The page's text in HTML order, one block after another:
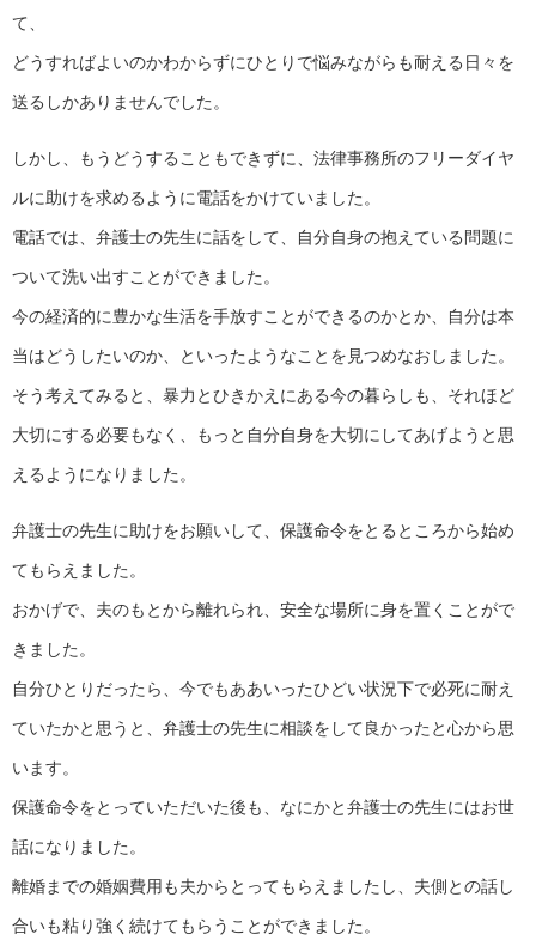
て、
どうすればよいのかわからずにひとりで悩みながらも耐える日々を
送るしかありませんでした。
しかし、もうどうすることもできずに、法律事務所のフリーダイヤ
ルに助けを求めるように電話をかけていました。
電話では、弁護士の先生に話をして、自分自身の抱えている問題に
ついて洗い出すことができました。
今の経済的に豊かな生活を手放すことができるのかとか、自分は本
当はどうしたいのか、といったようなことを見つめなおしました。
そう考えてみると、暴力とひきかえにある今の暮らしも、それほど
大切にする必要もなく、もっと自分自身を大切にしてあげようと思
えるようになりました。
弁護士の先生に助けをお願いして、保護命令をとるところから始め
てもらえました。
おかげで、夫のもとから離れられ、安全な場所に身を置くことがで
きました。
自分ひとりだったら、今でもああいったひどい状況下で必死に耐え
ていたかと思うと、弁護士の先生に相談をして良かったと心から思
います。
保護命令をとっていただいた後も、なにかと弁護士の先生にはお世
話になりました。
離婚までの婚姻費用も夫からとってもらえましたし、夫側との話し
合いも粘り強く続けてもらうことができました。